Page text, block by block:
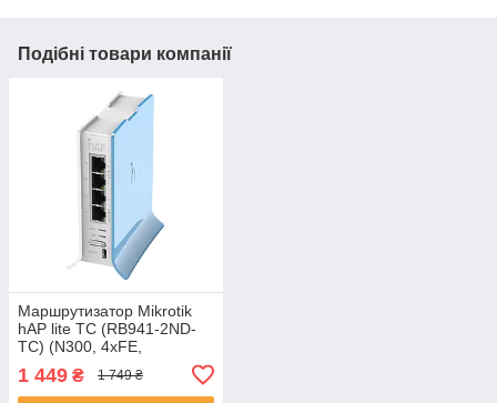
Подібні товари компанії
Маршрутизатор Mikrotik
hAP lite TC (RB941-2ND-
TC) (N300, 4xFE,
650MHz/32Mb, 1,5 dBi, T
1 449 ₴ 1 749 ₴